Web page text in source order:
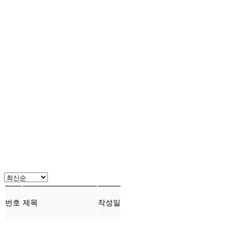
번호 제목 작성일